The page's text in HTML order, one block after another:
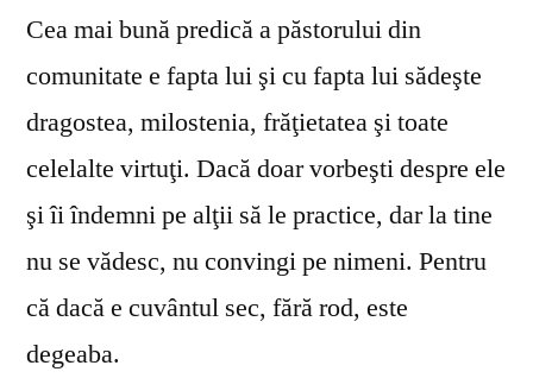
Cea mai bună predică a păstorului din
comunitate e fapta lui şi cu fapta lui sădeşte
dragostea, milostenia, frăţietatea şi toate
celelalte virtuţi. Dacă doar vorbeşti despre ele
şi îi îndemni pe alţii să le practice, dar la tine
nu se vă­desc, nu convingi pe nimeni. Pentru
că dacă e cuvântul sec, fără rod, este
degeaba.